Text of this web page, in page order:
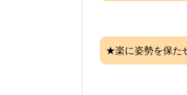
★楽に姿勢を保た